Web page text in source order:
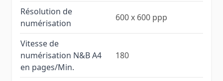
Résolution de
numérisation
600 x 600 ppp
Vitesse de
numérisation N&B A4
en pages/Min.
180